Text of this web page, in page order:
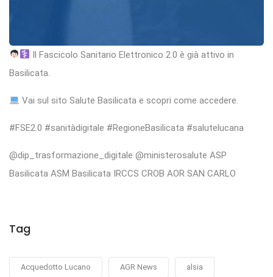
Il Fascicolo Sanitario Elettronico 2.0 è già attivo in
Basilicata.
Vai sul sito Salute Basilicata e scopri come accedere.
#FSE2.0 #sanitàdigitale #RegioneBasilicata #salutelucana
@dip_trasformazione_digitale @ministerosalute ASP
Basilicata ASM Basilicata IRCCS CROB AOR SAN CARLO
Tag
Acquedotto Lucano AGR News alsia